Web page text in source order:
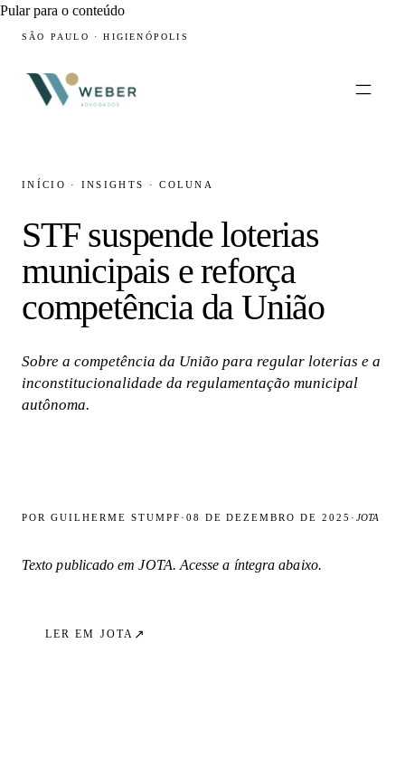
Pular para o conteúdo
SÃO PAULO · HIGIENÓPOLIS
INÍCIO · INSIGHTS ·COLUNA
STF suspende loterias
municipais e reforça
competência da União
Sobre a competência da União para regular loterias e a
inconstitucionalidade da regulamentação municipal
autônoma.
POR GUILHERME STUMPF · 08 DE DEZEMBRO DE 2025 ·JOTA
Texto publicado emJOTA. Acesse a íntegra abaixo.
LER EM JOTA ↗